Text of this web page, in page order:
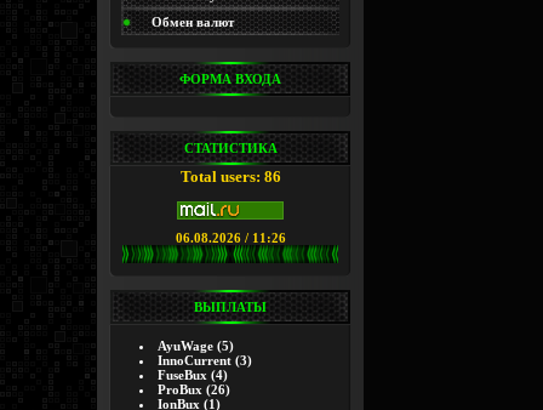
Обмен валют
ФОРМА ВХОДА
СТАТИСТИКА
Total users: 86
06.08.2026 / 11:26
ВЫПЛАТЫ
AyuWage (5)
InnoCurrent (3)
FuseBux (4)
ProBux (26)
IonBux (1)